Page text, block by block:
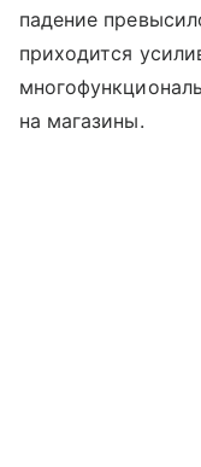
падение
приходится
на магазины.